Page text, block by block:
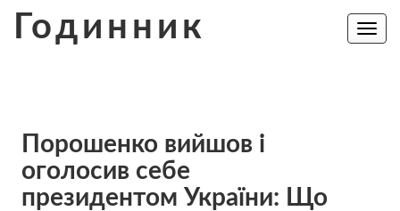
Годинник
Toggle
Порошенко вийшов і
оголосив себе
президентом України: Що